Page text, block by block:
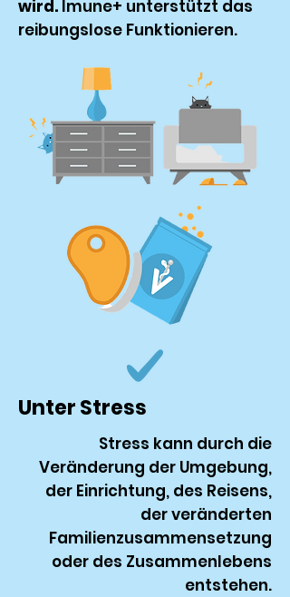
wird. Imune+ unterstützt das
reibungslose Funktionieren.
Unter Stress
Stress kann durch die
Veränderung der Umgebung,
der Einrichtung, des Reisens,
der veränderten
Familienzusammensetzung
oder des Zusammenlebens
entstehen.